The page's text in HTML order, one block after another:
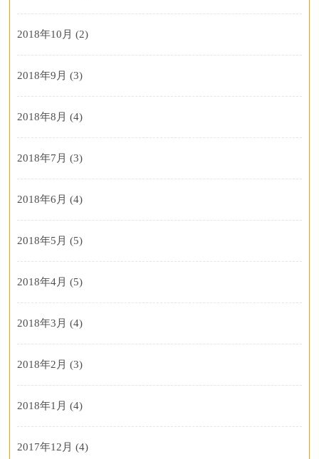
2018年10月 (2)
2018年9月 (3)
2018年8月 (4)
2018年7月 (3)
2018年6月 (4)
2018年5月 (5)
2018年4月 (5)
2018年3月 (4)
2018年2月 (3)
2018年1月 (4)
2017年12月 (4)